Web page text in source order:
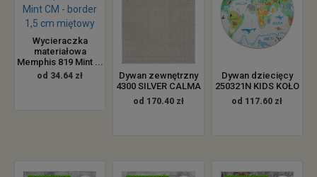
Wycieraczka
materiałowa
Memphis 819 Mint ...
od 34.64 zł
Dywan zewnętrzny
4300 SILVER CALMA
od 170.40 zł
Dywan dziecięcy
250321N KIDS KOŁO
od 117.60 zł